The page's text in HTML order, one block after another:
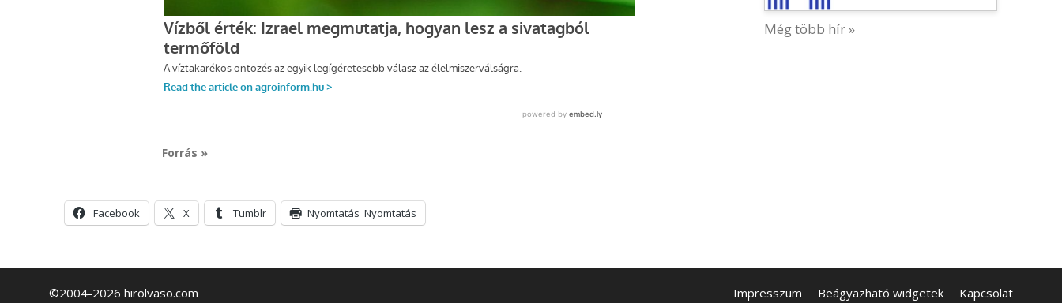
Forrás »
Facebook X Tumblr Nyomtatás Nyomtatás
Még több hír »
Impresszum Beágyazható widgetek Kapcsolat
©2004-2026 hirolvaso.com